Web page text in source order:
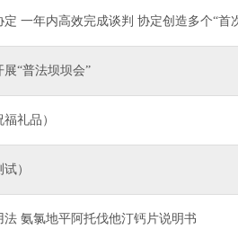
一年内高效完成谈判 协定创造多个“首
“普法坝坝会”
礼品）
）
氨氯地平阿托伐他汀钙片说明书